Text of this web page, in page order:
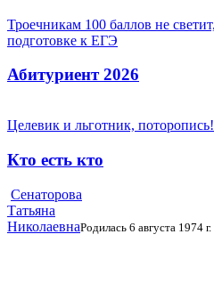
Троечникам 100 баллов не
подготовке к ЕГЭ
Абитуриент 2026
Целевик и льготник, поторопись!
Кто есть кто
Сенаторова
Татьяна
НиколаевнаРодилась 6 августа 1974 г.